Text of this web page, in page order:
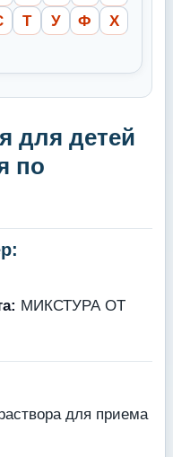
Т У Ф
Х
для детей
по
МИКСТУРА ОТ
для приема